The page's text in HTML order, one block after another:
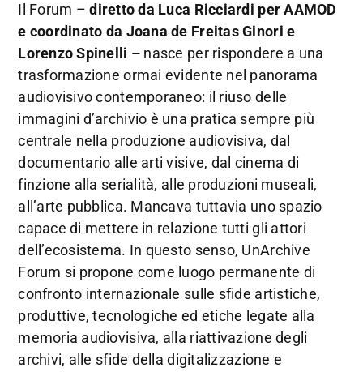
Il Forum –diretto da Luca Ricciardi per AAMOD
e coordinato da Joana de Freitas Ginori e
Lorenzo Spinelli – nasce per rispondere a una
trasformazione ormai evidente nel panorama
audiovisivo contemporaneo: il riuso delle
immagini d’archivio è una pratica sempre più
centrale nella produzione audiovisiva, dal
documentario alle arti visive, dal cinema di
finzione alla serialità, alle produzioni museali,
all’arte pubblica. Mancava tuttavia uno spazio
capace di mettere in relazione tutti gli attori
dell’ecosistema. In questo senso, UnArchive
Forum si propone come luogo permanente di
confronto internazionale sulle sfide artistiche,
produttive, tecnologiche ed etiche legate alla
memoria audiovisiva, alla riattivazione degli
archivi, alle sfide della digitalizzazione e